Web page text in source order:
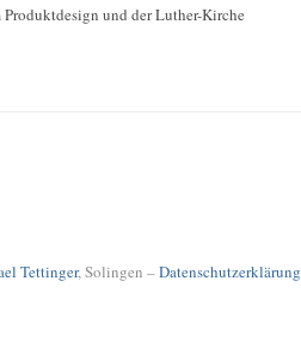
und der Luther-Kirche
Tettinger, Solingen –Datenschutzerklärung